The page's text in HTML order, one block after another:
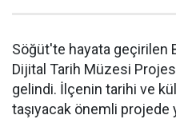
Söğüt'te hayata geçirilen
Dijital Tarih Müzesi
gelindi. İlçenin tarihi ve
taşıyacak önemli projede